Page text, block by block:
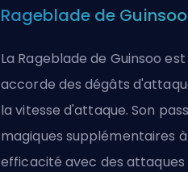
Rageblade de Guinsoo
La Rageblade de Guinsoo
accorde des dégâts
la vitesse d'attaque. Son
magiques supplémentaires
efficacité avec des attaques